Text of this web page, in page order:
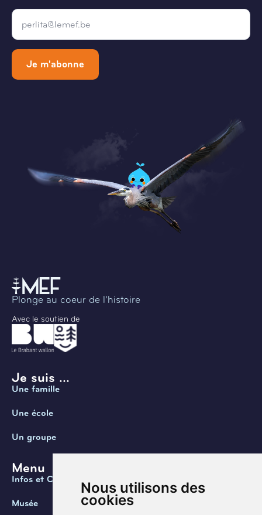
Nous utilisons des
cookies
Email
Je m'abonne
Plonge au coeur de l’histoire
Avec le soutien de
Je suis ...
Une famille
Une école
Un groupe
Menu
Infos et Contact
Musée